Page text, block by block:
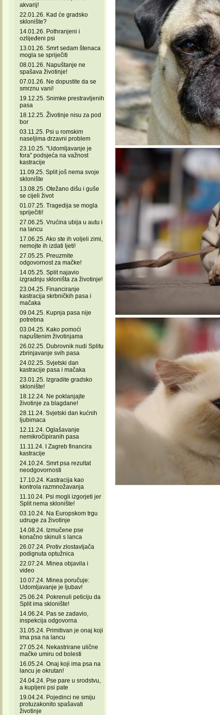
akvarij!
22.01.26. Kad će gradsko
sklonište?
14.01.26. Pothranjeni i
ozlijeđeni psi
13.01.26. Smrt sedam štenaca
mogla se spriječiti
08.01.26. Napuštanje ne
spašava životinje!
07.01.26. Ne dopustite da se
smrznu vani!
19.12.25. Snimke prestravljenih
pasa
18.12.25. Životinje nisu za pod
bor
03.11.25. Psi u romskim
naseljima drzavni problem
23.10.25. "Udomljavanje je
fora" podsjeća na važnost
kastracije
11.09.25. Split još nema svoje
sklonište
13.08.25. Otežano dišu i guše
se cijeli život
01.07.25. Tragedija se mogla
spriječiti!
27.06.25. Vrućina ubija u autu i
na lancu
17.06.25. Ako ste ih voljeli zimi,
nemojte ih izdati ljeti!
27.05.25. Preuzmite
odgovornost za mačke!
14.05.25. Split najavio
izgradnju skloništa za životinje!
23.04.25. Financiranje
kastracija skrbničkih pasa i
mačaka
09.04.25. Kupnja pasa nije
potrebna
03.04.25. Kako pomoći
napuštenim životinjama
26.02.25. Dubrovnik nudi Splitu
zbrinjavanje svih pasa
24.02.25. Svjetski dan
kastracije pasa i mačaka
23.01.25. Izgradite gradsko
sklonište!
18.12.24. Ne poklanjajte
životinje za blagdane!
28.11.24. Svjetski dan kućnih
ljubimaca
12.11.24. Oglašavanje
nemikročipiranih pasa
11.11.24. I Zagreb financira
kastracije
24.10.24. Smrt psa rezultat
neodgovornosti
17.10.24. Kastracija kao
kontrola razmnožavanja
11.10.24. Psi mogli izgorjeti jer
Split nema sklonište!
03.10.24. Na Europskom trgu
udruge za životinje
14.08.24. Izmučene pse
konačno skinuli s lanca
26.07.24. Protiv zlostavljača
podignuta optužnica
22.07.24. Minea objavila i
video
10.07.24. Minea poručuje:
Udomljavanje je ljubav!
25.06.24. Pokrenuli peticiju da
Split ima sklonište!
14.06.24. Pas se zadavio,
inspekcija odgovorna
31.05.24. Primitivan je onaj koji
ima psa na lancu
27.05.24. Nekastrirane ulične
mačke umiru od bolesti
16.05.24. Onaj koji ima psa na
lancu je okrutan!
24.04.24. Pse pare u srodstvu,
a kupljeni psi pate
19.04.24. Pojedinci ne smiju
protuzakonito spašavati
životinje